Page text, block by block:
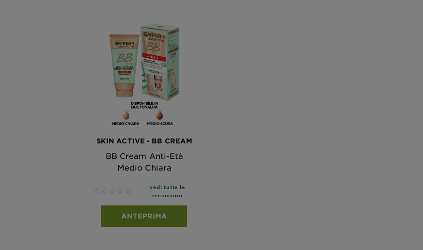
SKIN ACTIVE - BB CREAM
BB Cream Anti-Età
Medio Chiara
No reviews
vedi tutte le
recensioni
ANTEPRIMA